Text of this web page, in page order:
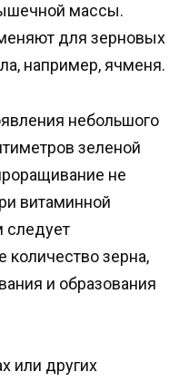
массы.
для зерновых
например, ячменя.
небольшого
зеленой
не
витаминной
следует
количество зерна,
и образования
или других